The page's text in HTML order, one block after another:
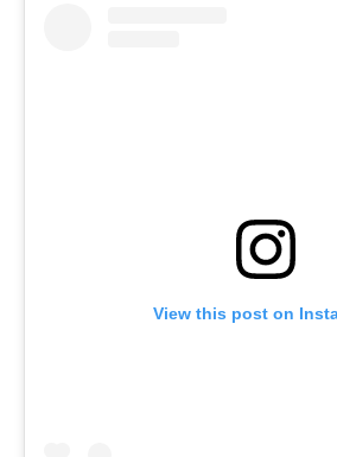
View this post on